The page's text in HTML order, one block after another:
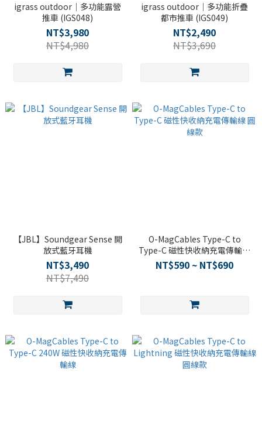
igrass outdoor｜多功能露營
推車 (IGS048)
NT$3,980
NT$4,980
igrass outdoor｜多功能折疊
都市推車 (IGS049)
NT$2,490
NT$3,690
【JBL】Soundgear Sense 開
放式藍牙耳機
NT$3,490
NT$7,490
O-MagCables Type-C to
Type-C 磁性快收納充電傳輸線
圓線款
NT$590 ~ NT$690